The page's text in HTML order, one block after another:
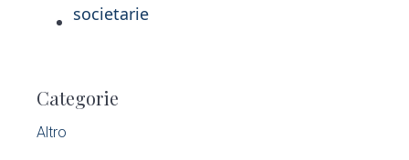
societarie​
Categorie
Altro